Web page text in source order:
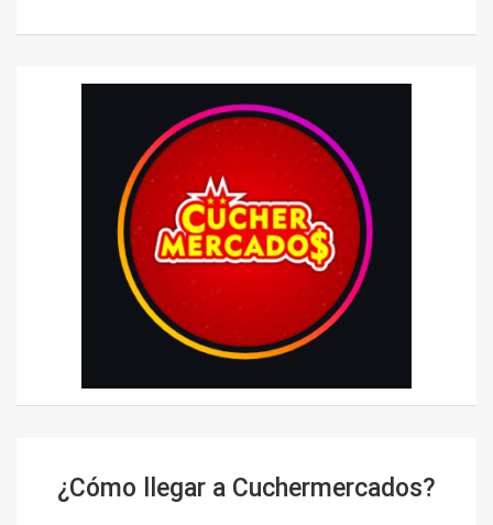
¿Cómo llegar a Cuchermercados?